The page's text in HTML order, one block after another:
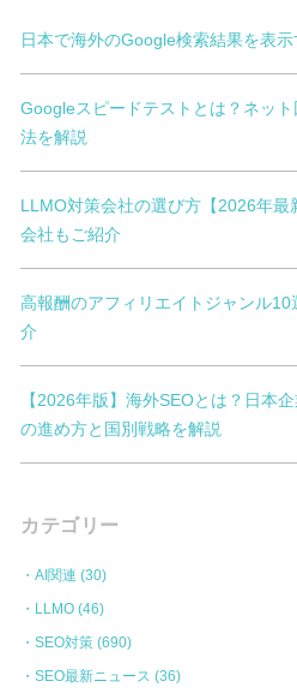
日本で海外のGoogle検索結果を表
Googleスピードテストとは？ネッ
法を解説
LLMO対策会社の選び方【2026年
会社もご紹介
高報酬のアフィリエイトジャンル
介
【2026年版】海外SEOとは？日本
の進め方と国別戦略を解説
カテゴリー
AI関連 (30)
LLMO (46)
SEO対策 (690)
SEO最新ニュース (36)